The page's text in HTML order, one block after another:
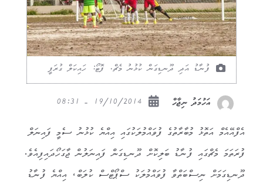
ފުނާޑު އަދި ދޫނޑިގަން ކުޅުނު މެޗް. ފޮޓޯ: ހައިކަލް ގުރަފީ
އަހުމަދު ނިޖާހް
އެފްއޭއެމް އަތޮޅު މުބާރާތުގެ ފުވައްމުލަކުގައި އިއްޔެ ކުޅުނު ސެމީ ފައިނަލް
ފުރަތަމަ މެޗްގައި ފުނާޑު ބަލިކޮށް ދޫނޑިގަން ފައިނަލުން ޖާގަހޯދައިފިއެވެ.
ދޫނޑިގަމަށް ނިސްބަތްވާ ފުވައްމުލަކު ސްޕޯޓްސް ކުލަބް، އިއްޔެ ފުނާޑު